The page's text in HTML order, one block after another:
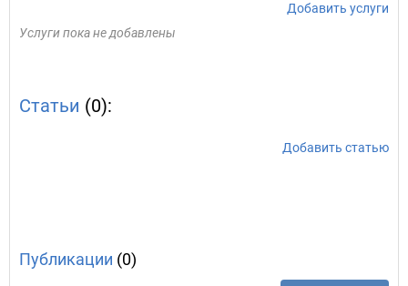
Добавить услуги
Услуги пока не добавлены
Статьи (0):
Добавить статью
Публикации (0)